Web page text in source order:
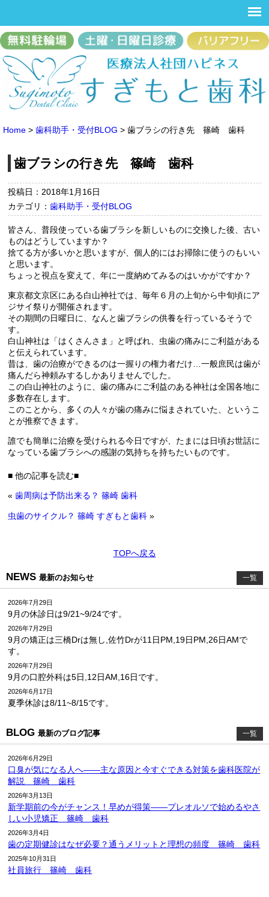
Home > 歯科助手・受付BLOG > 歯ブラシの行き先 篠崎 歯科
歯ブラシの行き先 篠崎 歯科
投稿日：2018年1月16日
カテゴリ：歯科助手・受付BLOG
皆さん、普段使っている歯ブラシを新しいものに交換した後、古い
ものはどうしていますか？
捨てる方が多いかと思いますが、個人的にはお掃除に使うのもいい
と思います。
ちょっと視点を変えて、年に一度納めてみるのはいかがですか？
東京都文京区にある白山神社では、毎年６月の上旬から中旬頃にア
ジサイ祭りが開催されます。
その期間の日曜日に、なんと歯ブラシの供養を行っているそうで
す。
白山神社は「はくさんさま」と呼ばれ、虫歯の痛みにご利益がある
と伝えられています。
昔は、歯の治療ができるのは一握りの権力者だけ…一般庶民は歯が
痛んだら神頼みするしかありませんでした。
この白山神社のように、歯の痛みにご利益のある神社は全国各地に
多数存在します。
このことから、多くの人々が歯の痛みに悩まされていた、というこ
とが推察できます。
誰でも簡単に治療を受けられる今日ですが、たまには日頃お世話に
なっている歯ブラシへの感謝の気持ちを持ちたいものです。
■ 他の記事を読む■
«歯周病は予防出来る？ 篠崎 歯科
虫歯のサイクル？ 篠崎 すぎもと歯科 »
TOPへ戻る
NEWS 最新のお知らせ 一覧
2026年7月29日
9月の休診日は9/21~9/24です。
2026年7月29日
9月の矯正は三橋Drは無し,佐竹Drが11日PM,19日PM,26日AMで
す。
2026年7月29日
9月の口腔外科は5日,12日AM,16日です。
2026年6月17日
夏季休診は8/11~8/15です。
BLOG 最新のブログ記事 一覧
2026年6月29日
口臭が気になる人へ――主な原因と今すぐできる対策を歯科医院が
解説 篠崎 歯科
2026年3月13日
新学期前の今がチャンス！早めが得策――プレオルソで始めるやさ
しい小児矯正 篠崎 歯科
2026年3月4日
歯の定期健診はなぜ必要？通うメリットと理想の頻度 篠崎 歯科
2025年10月31日
社員旅行 篠崎 歯科